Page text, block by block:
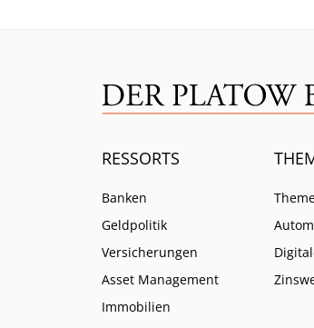
RESSORTS
Banken
Geldpolitik
Versicherungen
Asset Management
Immobilien